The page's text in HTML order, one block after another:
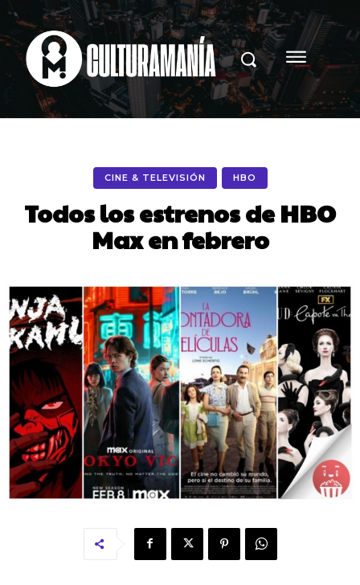
CINE & TELEVISIÓN HBO
Todos los estrenos de HBO
Max en febrero